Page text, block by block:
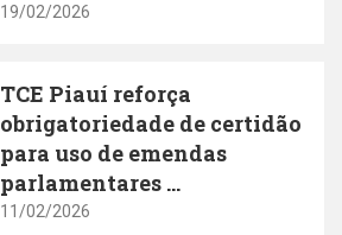
19/02/2026
TCE Piauí reforça
obrigatoriedade de certidão
para uso de emendas
parlamentares ...
11/02/2026